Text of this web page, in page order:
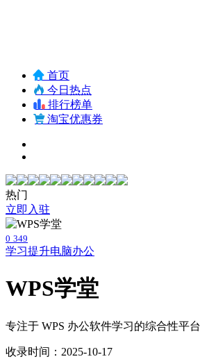
首页
今日热点
排行榜单
淘宝优惠券
热门
立即入驻
0 349
学习提升电脑办公
WPS学堂
专注于 WPS 办公软件学习的综合性平台
收录时间：2025-10-17